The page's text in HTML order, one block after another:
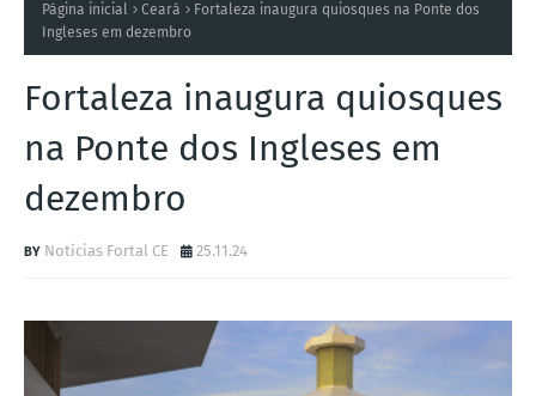
Página inicial Ceará
Fortaleza inaugura quiosques na Ponte dos
Ingleses em dezembro
Fortaleza inaugura quiosques
na Ponte dos Ingleses em
dezembro
Notícias Fortal CE 25.11.24